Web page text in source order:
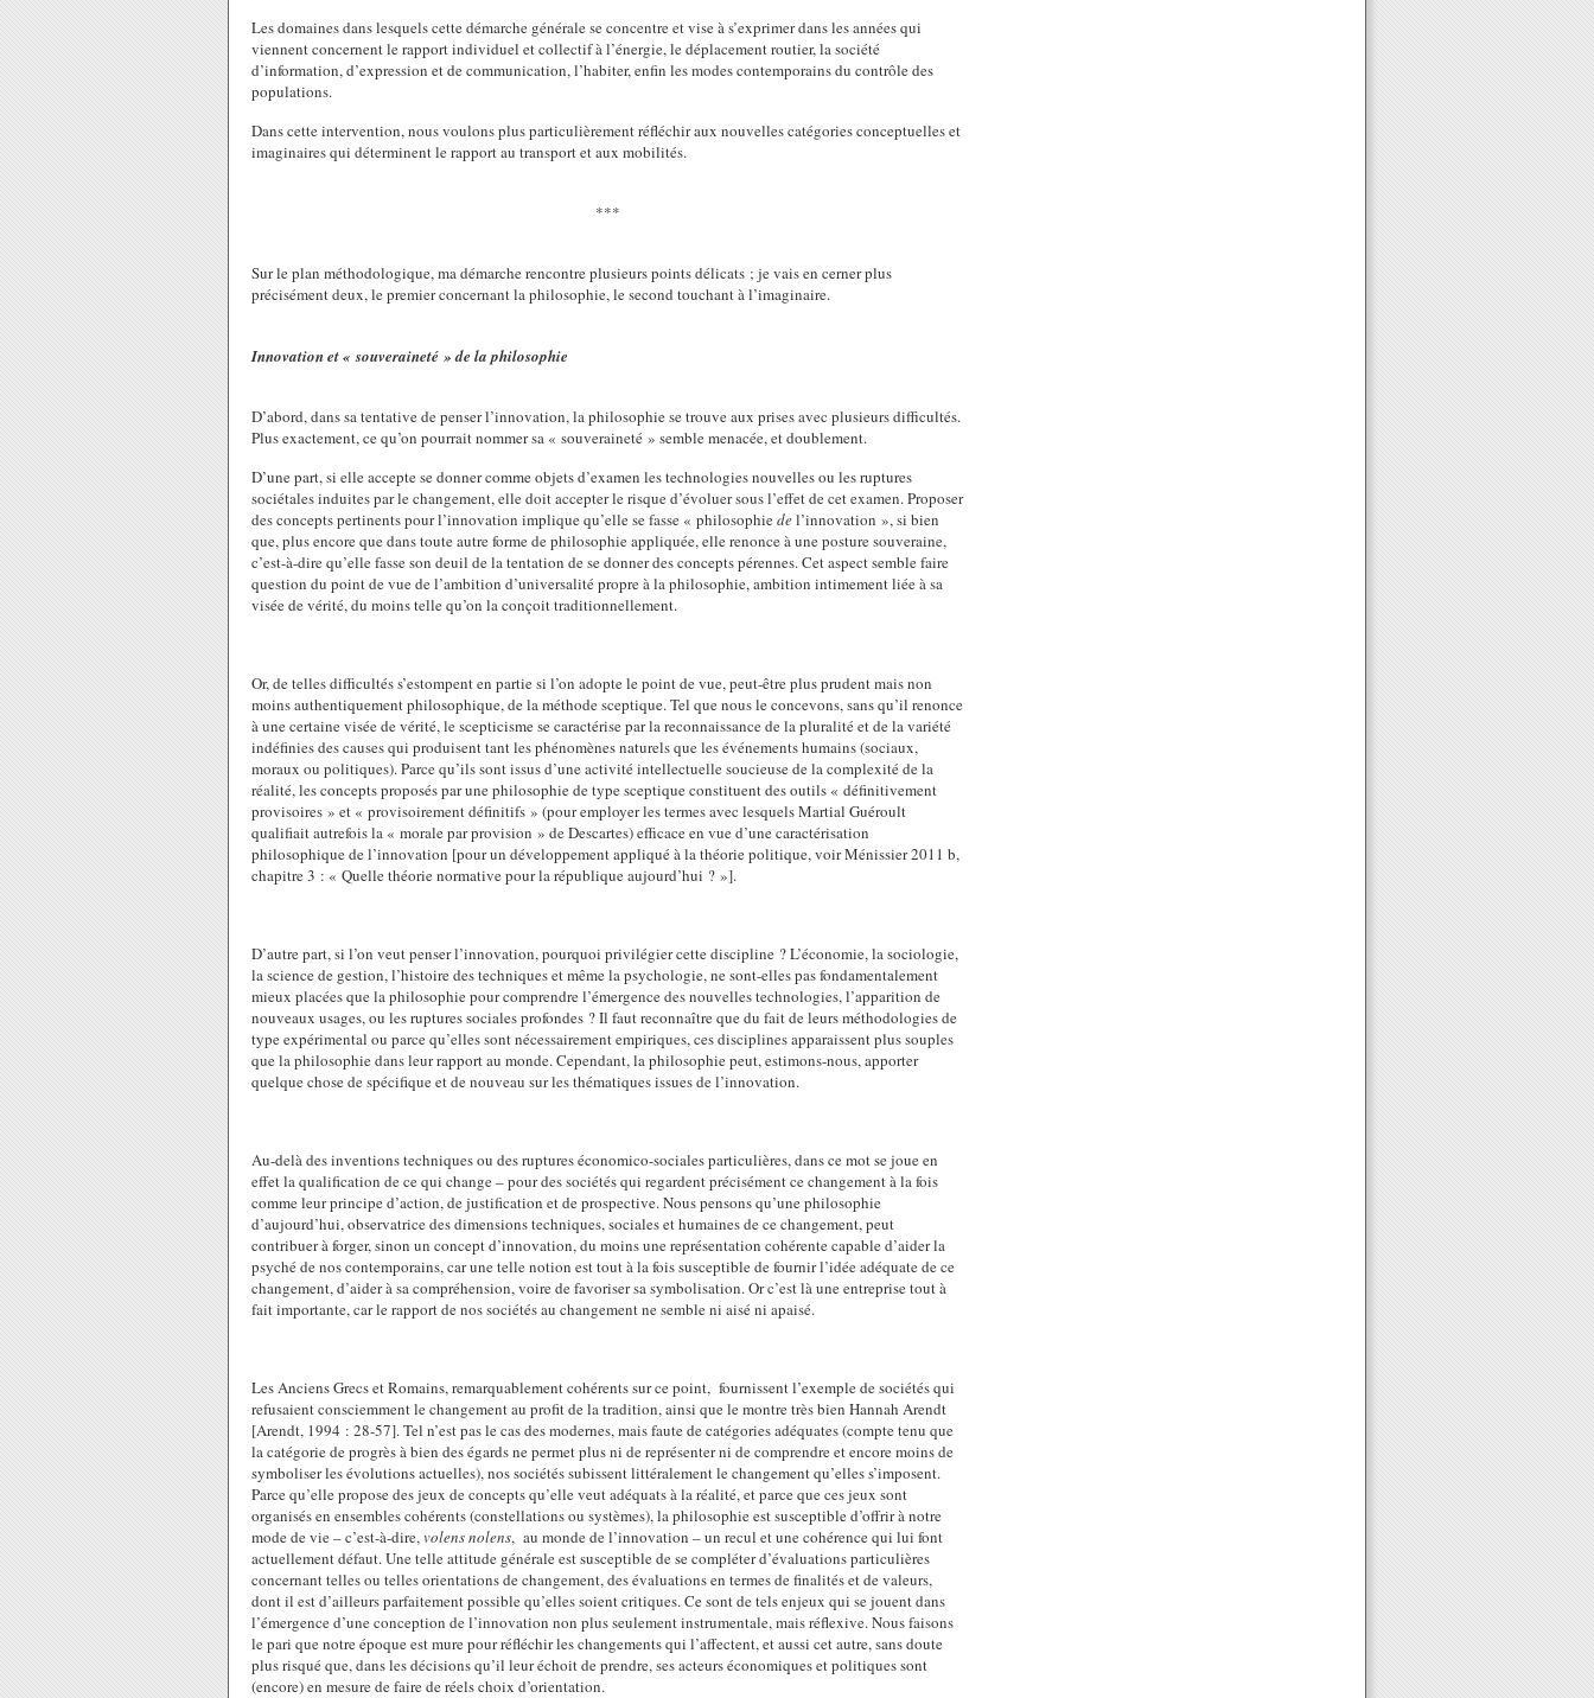
Les domaines dans lesquels cette démarche générale se concentre et vise à s’exprimer dans les années qui
viennent concernent le rapport individuel et collectif à l’énergie, le déplacement routier, la société
d’information, d’expression et de communication, l’habiter, enfin les modes contemporains du contrôle des
populations.
Dans cette intervention, nous voulons plus particulièrement réfléchir aux nouvelles catégories conceptuelles et
imaginaires qui déterminent le rapport au transport et aux mobilités.
***
Sur le plan méthodologique, ma démarche rencontre plusieurs points délicats ; je vais en cerner plus
précisément deux, le premier concernant la philosophie, le second touchant à l’imaginaire.
Innovation et « souveraineté » de la philosophie
D’abord, dans sa tentative de penser l’innovation, la philosophie se trouve aux prises avec plusieurs difficultés.
Plus exactement, ce qu’on pourrait nommer sa « souveraineté » semble menacée, et doublement.
D’une part, si elle accepte se donner comme objets d’examen les technologies nouvelles ou les ruptures
sociétales induites par le changement, elle doit accepter le risque d’évoluer sous l’effet de cet examen. Proposer
des concepts pertinents pour l’innovation implique qu’elle se fasse « philosophiedel’innovation », si bien
que, plus encore que dans toute autre forme de philosophie appliquée, elle renonce à une posture souveraine,
c’est-à-dire qu’elle fasse son deuil de la tentation de se donner des concepts pérennes. Cet aspect semble faire
question du point de vue de l’ambition d’universalité propre à la philosophie, ambition intimement liée à sa
visée de vérité, du moins telle qu’on la conçoit traditionnellement.
Or, de telles difficultés s’estompent en partie si l’on adopte le point de vue, peut-être plus prudent mais non
moins authentiquement philosophique, de la méthode sceptique. Tel que nous le concevons, sans qu’il renonce
à une certaine visée de vérité, le scepticisme se caractérise par la reconnaissance de la pluralité et de la variété
indéfinies des causes qui produisent tant les phénomènes naturels que les événements humains (sociaux,
moraux ou politiques). Parce qu’ils sont issus d’une activité intellectuelle soucieuse de la complexité de la
réalité, les concepts proposés par une philosophie de type sceptique constituent des outils « définitivement
provisoires » et « provisoirement définitifs » (pour employer les termes avec lesquels Martial Guéroult
qualifiait autrefois la « morale par provision » de Descartes) efficace en vue d’une caractérisation
philosophique de l’innovation [pour un développement appliqué à la théorie politique, voir Ménissier 2011 b,
chapitre 3 : « Quelle théorie normative pour la république aujourd’hui ? »].
D’autre part, si l’on veut penser l’innovation, pourquoi privilégier cette discipline ? L’économie, la sociologie,
la science de gestion, l’histoire des techniques et même la psychologie, ne sont-elles pas fondamentalement
mieux placées que la philosophie pour comprendre l’émergence des nouvelles technologies, l’apparition de
nouveaux usages, ou les ruptures sociales profondes ? Il faut reconnaître que du fait de leurs méthodologies de
type expérimental ou parce qu’elles sont nécessairement empiriques, ces disciplines apparaissent plus souples
que la philosophie dans leur rapport au monde. Cependant, la philosophie peut, estimons-nous, apporter
quelque chose de spécifique et de nouveau sur les thématiques issues de l’innovation.
Au-delà des inventions techniques ou des ruptures économico-sociales particulières, dans ce mot se joue en
effet la qualification de ce qui change – pour des sociétés qui regardent précisément ce changement à la fois
comme leur principe d’action, de justification et de prospective. Nous pensons qu’une philosophie
d’aujourd’hui, observatrice des dimensions techniques, sociales et humaines de ce changement, peut
contribuer à forger, sinon un concept d’innovation, du moins une représentation cohérente capable d’aider la
psyché de nos contemporains, car une telle notion est tout à la fois susceptible de fournir l’idée adéquate de ce
changement, d’aider à sa compréhension, voire de favoriser sa symbolisation. Or c’est là une entreprise tout à
fait importante, car le rapport de nos sociétés au changement ne semble ni aisé ni apaisé.
Les Anciens Grecs et Romains, remarquablement cohérents sur ce point, fournissent l’exemple de sociétés qui
refusaient consciemment le changement au profit de la tradition, ainsi que le montre très bien Hannah Arendt
[Arendt, 1994 : 28-57]. Tel n’est pas le cas des modernes, mais faute de catégories adéquates (compte tenu que
la catégorie de progrès à bien des égards ne permet plus ni de représenter ni de comprendre et encore moins de
symboliser les évolutions actuelles), nos sociétés subissent littéralement le changement qu’elles s’imposent.
Parce qu’elle propose des jeux de concepts qu’elle veut adéquats à la réalité, et parce que ces jeux sont
organisés en ensembles cohérents (constellations ou systèmes), la philosophie est susceptible d’offrir à notre
mode de vie – c’est-à-dire,volens nolens, au monde de l’innovation – un recul et une cohérence qui lui font
actuellement défaut. Une telle attitude générale est susceptible de se compléter d’évaluations particulières
concernant telles ou telles orientations de changement, des évaluations en termes de finalités et de valeurs,
dont il est d’ailleurs parfaitement possible qu’elles soient critiques. Ce sont de tels enjeux qui se jouent dans
l’émergence d’une conception de l’innovation non plus seulement instrumentale, mais réflexive. Nous faisons
le pari que notre époque est mure pour réfléchir les changements qui l’affectent, et aussi cet autre, sans doute
plus risqué que, dans les décisions qu’il leur échoit de prendre, ses acteurs économiques et politiques sont
(encore) en mesure de faire de réels choix d’orientation.